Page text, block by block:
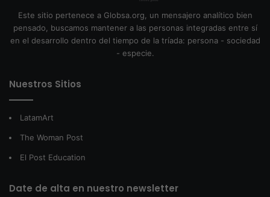
Este sitio pertenece a Globsa.org, un mensajero analítico bien
pensado, buscamos mantener a las personas integradas entre sí
en el desarrollo dentro del tiempo de la tríada: persona - sociedad
- especie.
Nuestros Sitios
LatamArt
The Woman Post
El Post Education
Date de alta en nuestro newsletter